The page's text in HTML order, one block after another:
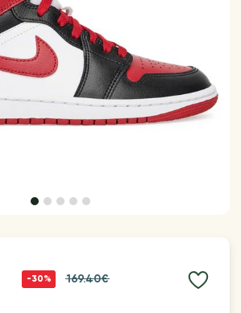
-30% 169.40€